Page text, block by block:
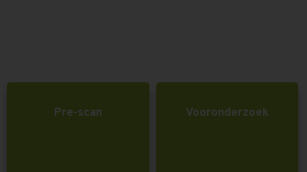
Pre-scan Vooronderzoek